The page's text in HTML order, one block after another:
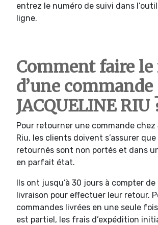
entrez le numéro de suivi dans
ligne.
Comment faire
d’une commande
JACQUELINE RIU
Pour retourner une commande
Riu, les clients doivent s’assurer
retournés sont non portés et dans
en parfait état.
Ils ont jusqu’à 30 jours à compter
livraison pour effectuer leur retour.
commandes livrées en une seule
est partiel, les frais d’expédition